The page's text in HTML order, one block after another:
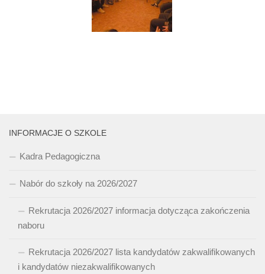
INFORMACJE O SZKOLE
Kadra Pedagogiczna
Nabór do szkoły na 2026/2027
Rekrutacja 2026/2027 informacja dotycząca zakończenia
naboru
Rekrutacja 2026/2027 lista kandydatów zakwalifikowanych
i kandydatów niezakwalifikowanych